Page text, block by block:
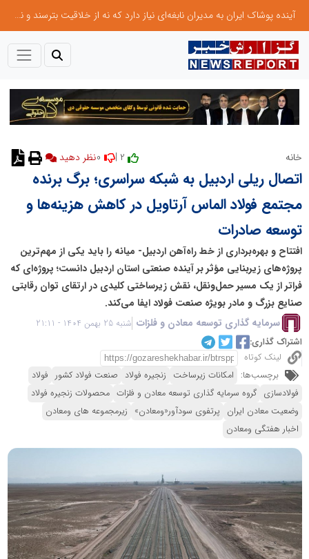
آینده پوشاک ایران به مدیران نابغه‌ای نیاز دارد که نه از خلاقیت بترسند و نه بروکراسی
خانه نظر دهید
اتصال ریلی اردبیل به شبکه سراسری؛ برگ برنده
مجتمع فولاد الماس آرتاویل در کاهش هزینه‌ها و
توسعه صادرات
افتتاح و بهره‌برداری از خط راه‌آهن اردبیل- میانه را باید یکی از مهم‌ترین
پروژه‌های زیربنایی مؤثر بر آینده صنعتی استان اردبیل دانست؛ پروژه‌ای که
فراتر از یک مسیر حمل‌ونقل، نقش زیرساختی کلیدی در ارتقای توان رقابتی
صنایع بزرگ و مادر بویژه صنعت فولاد ایفا می‌کند.
سرمایه گذاری توسعه معادن و فلزات شنبه 25 بهمن 1404 - 21:11
اشتراک گذاری:
لینک کوتاه
برچسب‌ها: امکانات زیرساخت زنجیره فولاد صنعت فولاد کشور فولاد
فولادسازی گروه سرمایه گذاری توسعه معادن و فلزات محصولات زنجیره فولاد
وضعیت معادن ایران پرتفوی سودآور«ومعادن» زیرمجموعه های ومعادن
اخبار هفتگی ومعادن